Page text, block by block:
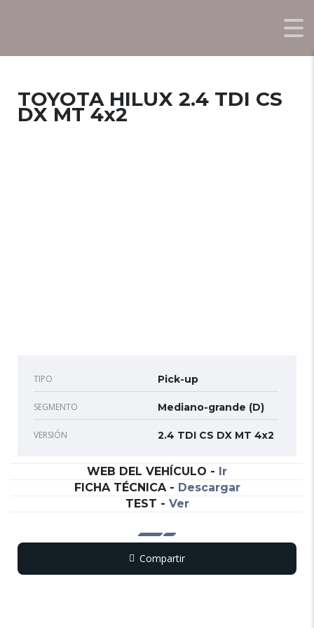
TOYOTA HILUX 2.4 TDI CS
DX MT 4x2
TIPO Pick-up
SEGMENTO Mediano-grande (D)
VERSIÓN 2.4 TDI CS DX MT 4x2
WEB DEL VEHÍCULO - Ir
FICHA TÉCNICA- Descargar
TEST - Ver
Compartir
CopyWhatsApp
Messenger
Email
Print